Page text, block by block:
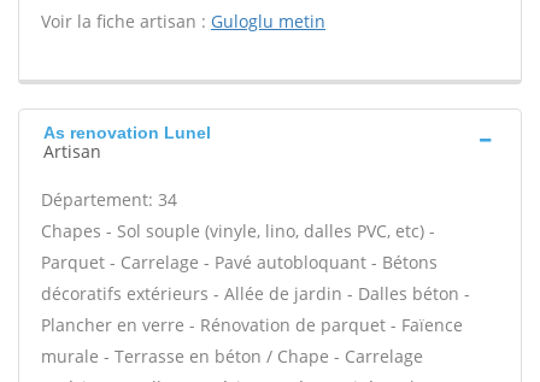
Voir la fiche artisan : Guloglu metin
As renovation Lunel
Artisan
Département: 34
Chapes - Sol souple (vinyle, lino, dalles PVC, etc) -
Parquet - Carrelage - Pavé autobloquant - Bétons
décoratifs extérieurs - Allée de jardin - Dalles béton -
Plancher en verre - Rénovation de parquet - Faïence
murale - Terrasse en béton / Chape - Carrelage